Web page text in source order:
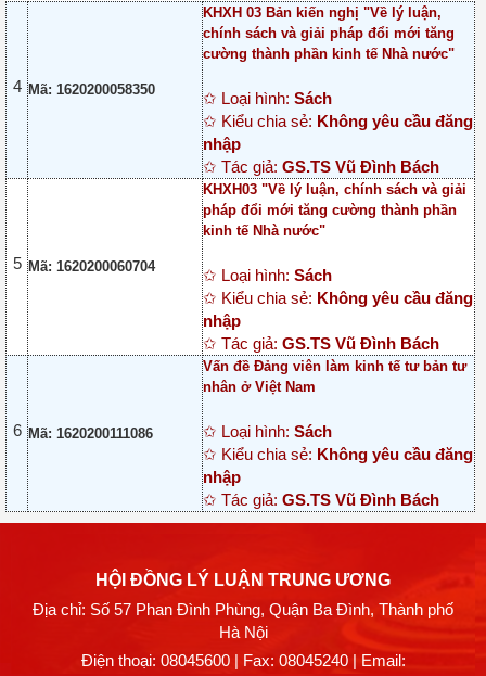
4 Mã: 1620200058350
KHXH 03 Bản kiến nghị "Về lý luận,
chính sách và giải pháp đổi mới tăng
cường thành phần kinh tế Nhà nước"
✩ Loại hình: Sách
✩ Kiểu chia sẻ: Không yêu cầu đăng
nhập
✩ Tác giả: GS.TS Vũ Đình Bách
5 Mã: 1620200060704
KHXH03 "Về lý luận, chính sách và giải
pháp đổi mới tăng cường thành phần
kinh tế Nhà nước"
✩ Loại hình: Sách
✩ Kiểu chia sẻ: Không yêu cầu đăng
nhập
✩ Tác giả: GS.TS Vũ Đình Bách
6 Mã: 1620200111086
Vấn đề Đảng viên làm kinh tế tư bản tư
nhân ở Việt Nam
✩ Loại hình: Sách
✩ Kiểu chia sẻ: Không yêu cầu đăng
nhập
✩ Tác giả: GS.TS Vũ Đình Bách
HỘI ĐỒNG LÝ LUẬN TRUNG ƯƠNG
Địa chỉ: Số 57 Phan Đình Phùng, Quận Ba Đình, Thành phố
Hà Nội
Điện thoại: 08045600| Fax: 08045240 | Email: